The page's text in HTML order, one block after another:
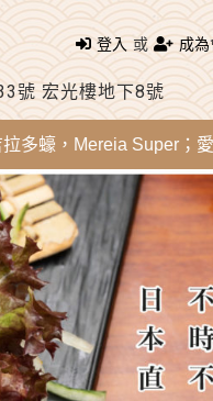
登入 或 成為
號 宏光樓地下8號
Super；愛爾蘭